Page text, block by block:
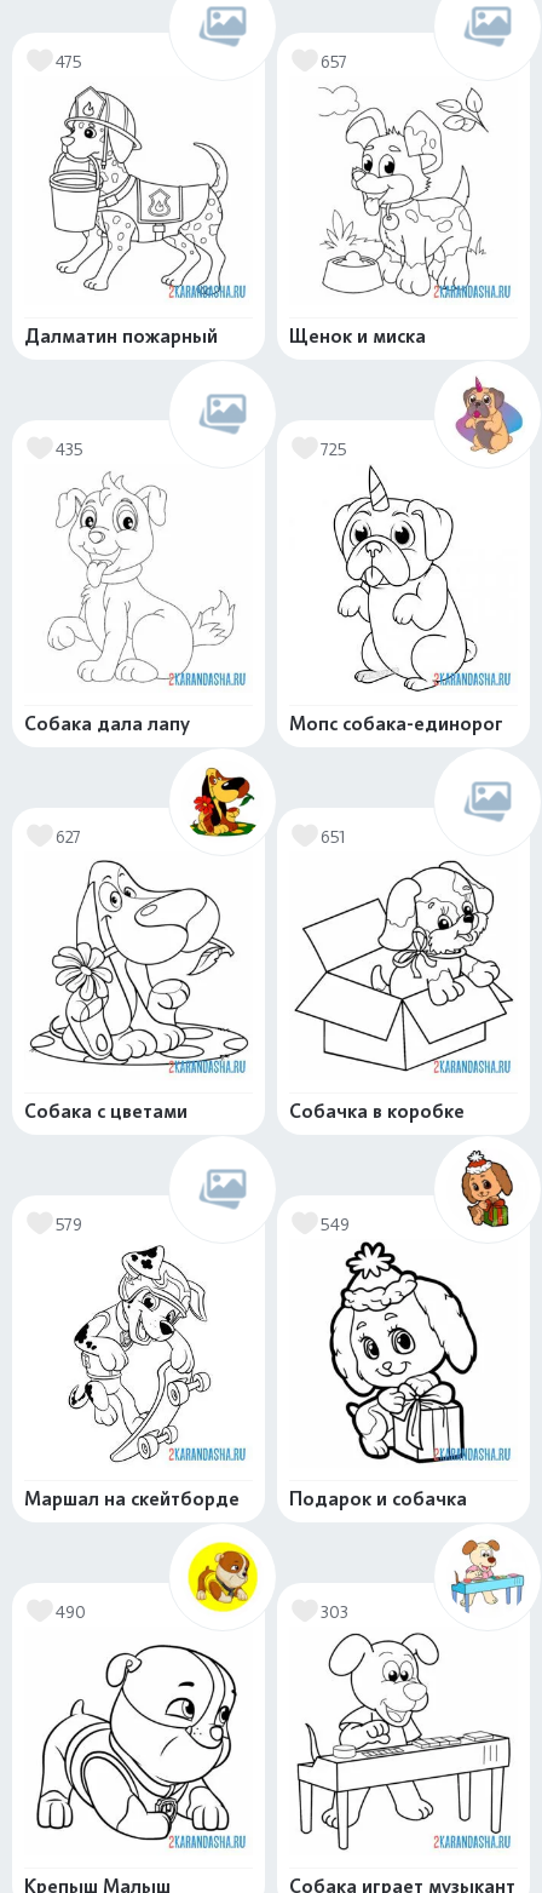
475
Далматин пожарный
657
Щенок и миска
435
Собака дала лапу
725
Мопс собака-единорог
627
Собака с цветами
651
Собачка в коробке
579
Маршал на скейтборде
549
Подарок и собачка
490
Крепыш Малыш
303
Собака играет музыкант